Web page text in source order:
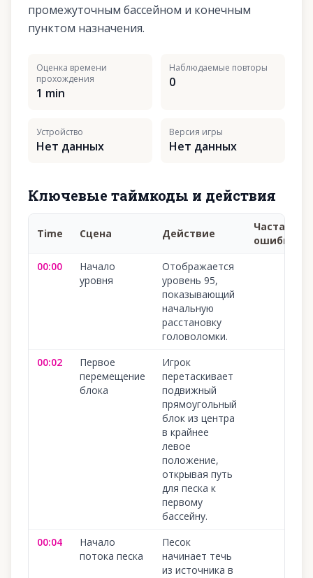
промежуточным бассейном и конечным
пунктом назначения.
Оценка времени
прохождения
1 min
Наблюдаемые повторы
0
Устройство
Нет данных
Версия игры
Нет данных
Ключевые таймкоды и действия
Time Сцена Действие
Частая
ошибка
00:00
Начало
уровня
Отображается
уровень 95,
показывающий
начальную
расстановку
головоломки.
00:02
Первое
перемещение
блока
Игрок
перетаскивает
подвижный
прямоугольный
блок из центра
в крайнее
левое
положение,
открывая путь
для песка к
первому
бассейну.
00:04
Начало
потока песка
Песок
начинает течь
из источника в